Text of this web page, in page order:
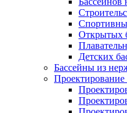
Открытых
Детских
Бассейны из
Проектирование